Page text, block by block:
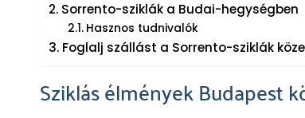
Sorrento-sziklák a Budai-hegységben
Hasznos tudnivalók
Foglalj szállást a Sorrento-sziklák
Sziklás élmények Budapest